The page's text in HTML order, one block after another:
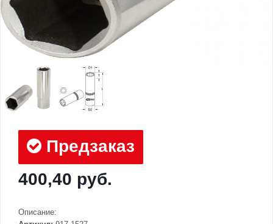
Предзаказ
400,40 руб.
Описание: